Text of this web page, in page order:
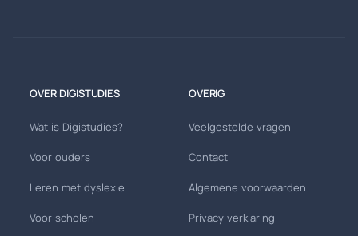
OVER DIGISTUDIES
Wat is Digistudies?
Voor ouders
Leren met dyslexie
Voor scholen
OVERIG
Veelgestelde vragen
Contact
Algemene voorwaarden
Privacy verklaring